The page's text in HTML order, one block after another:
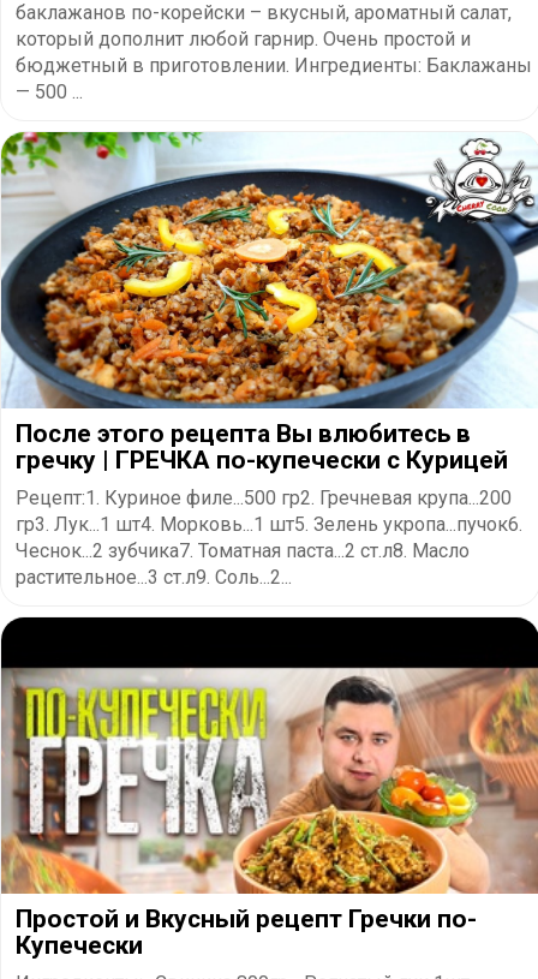
баклажанов по-корейски – вкусный, ароматный салат,
который дополнит любой гарнир. Очень простой и
бюджетный в приготовлении. Ингредиенты: Баклажаны
— 500 ...
После этого рецепта Вы влюбитесь в
гречку | ГРЕЧКА по-купечески с Курицей
Рецепт:1. Куриное филе...500 гр2. Гречневая крупа...200
гр3. Лук...1 шт4. Морковь...1 шт5. Зелень укропа...пучок6.
Чеснок...2 зубчика7. Томатная паста...2 ст.л8. Масло
растительное...3 ст.л9. Соль...2...
Простой и Вкусный рецепт Гречки по-
Купечески